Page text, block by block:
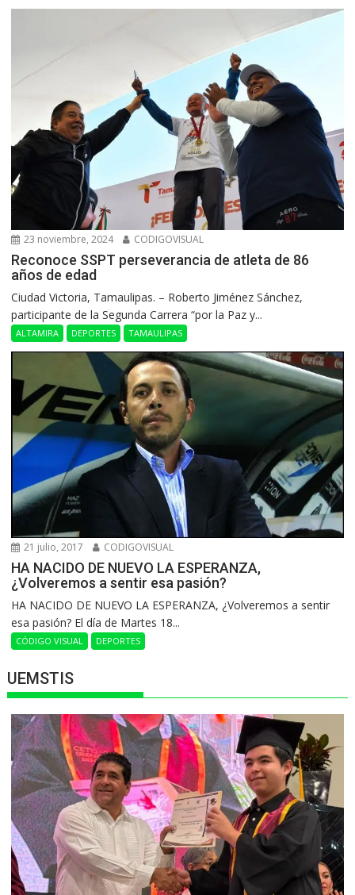
23 noviembre, 2024 CODIGOVISUAL
Reconoce SSPT perseverancia de atleta de 86
años de edad
Ciudad Victoria, Tamaulipas. – Roberto Jiménez Sánchez,
participante de la Segunda Carrera “por la Paz y...
ALTAMIRA DEPORTES TAMAULIPAS
21 julio, 2017 CODIGOVISUAL
HA NACIDO DE NUEVO LA ESPERANZA,
¿Volveremos a sentir esa pasión?
HA NACIDO DE NUEVO LA ESPERANZA, ¿Volveremos a sentir
esa pasión? El día de Martes 18...
CÓDIGO VISUAL DEPORTES
UEMSTIS